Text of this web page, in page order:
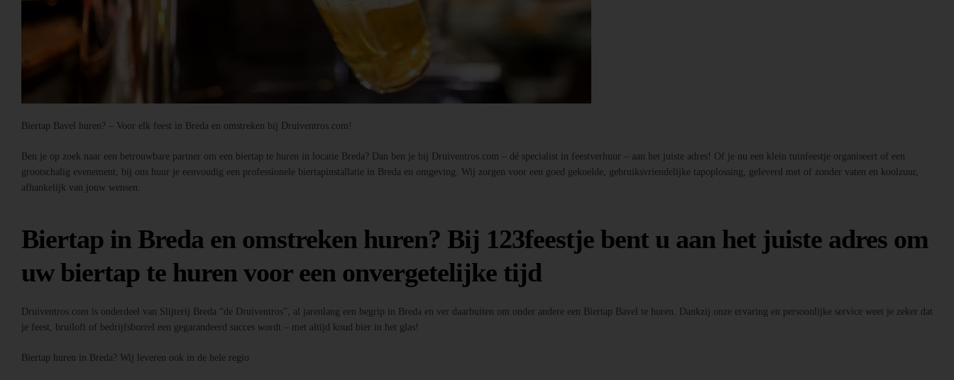
Biertap Bavel huren? – Voor elk feest in Breda en omstreken bij Druiventros.com!
Ben je op zoek naar een betrouwbare partner om een biertap te huren in locatie Breda? Dan ben je bij Druiventros.com – dé specialist in feestverhuur – aan het juiste adres! Of je nu een klein tuinfeestje organiseert of een
grootschalig evenement, bij ons huur je eenvoudig een professionele biertapinstallatie in Breda en omgeving. Wij zorgen voor een goed gekoelde, gebruiksvriendelijke tapoplossing, geleverd met of zonder vaten en koolzuur,
afhankelijk van jouw wensen.
Biertap in Breda en omstreken huren? Bij 123feestje bent u aan het juiste adres om
uw biertap te huren voor een onvergetelijke tijd
Druiventros.com is onderdeel van Slijterij Breda “de Druiventros”, al jarenlang een begrip in Breda en ver daarbuiten om onder andere een Biertap Bavel te huren. Dankzij onze ervaring en persoonlijke service weet je zeker dat
je feest, bruiloft of bedrijfsborrel een gegarandeerd succes wordt – met altijd koud bier in het glas!
Biertap huren in Breda? Wij leveren ook in de hele regio